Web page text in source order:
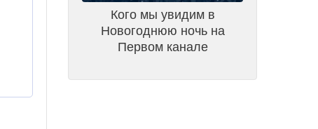
Кого мы увидим в
Новогоднюю ночь на
Первом канале